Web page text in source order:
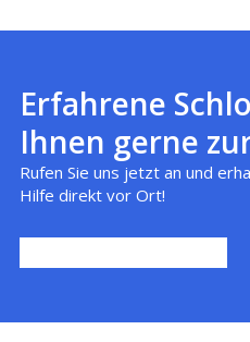
Erfahrene
Ihnen gerne
Rufen Sie uns jetzt an und
Hilfe direkt vor Ort!